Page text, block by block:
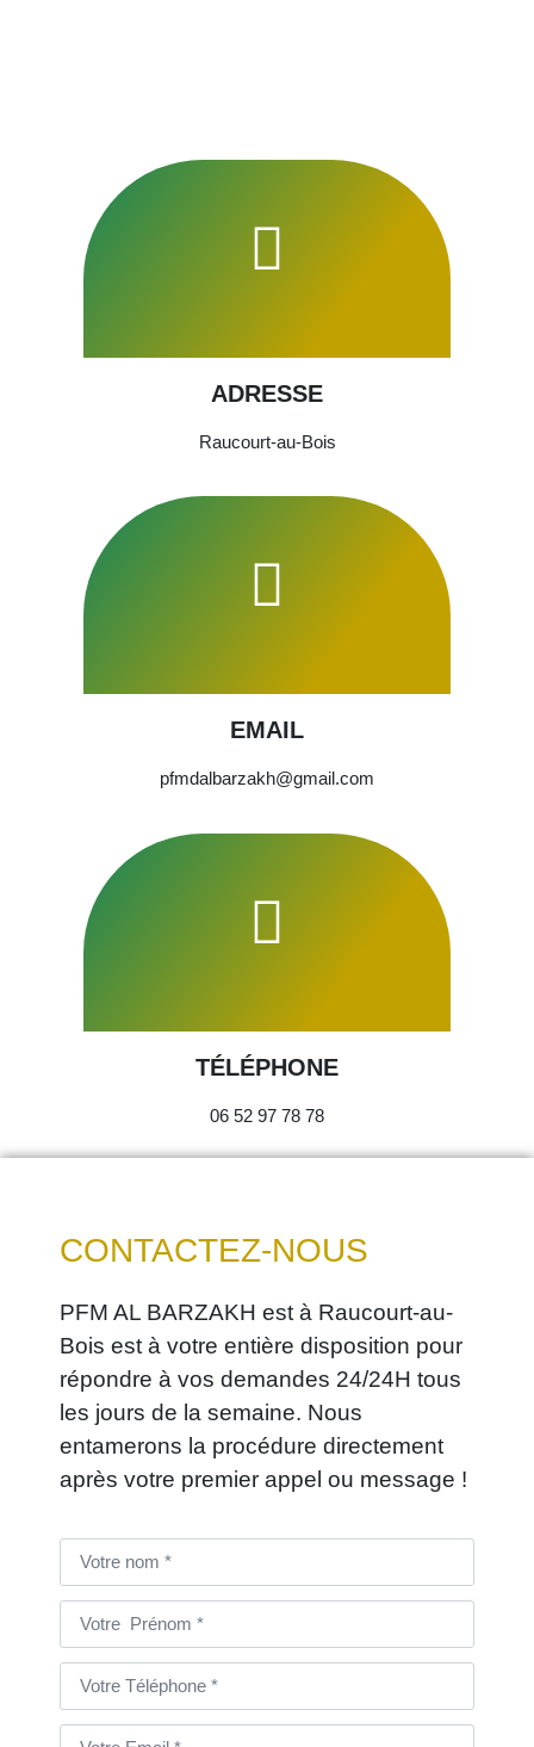
ADRESSE
Raucourt-au-Bois
EMAIL
pfmdalbarzakh@gmail.com
TÉLÉPHONE
06 52 97 78 78
CONTACTEZ-NOUS
PFM AL BARZAKH est à Raucourt-au-
Bois est à votre entière disposition pour
répondre à vos demandes 24/24H tous
les jours de la semaine. Nous
entamerons la procédure directement
après votre premier appel ou message !